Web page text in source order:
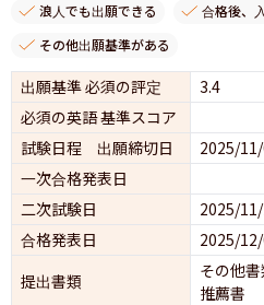
浪人でも出願できる
合格後、
その他出願基準がある
出願基準 必須の評定
3.4
必須の英語 基準スコア
試験日程 出願締切日
2025/
一次合格発表日
二次試験日
2025/
合格発表日
2025/
提出書類
その他書
推薦書